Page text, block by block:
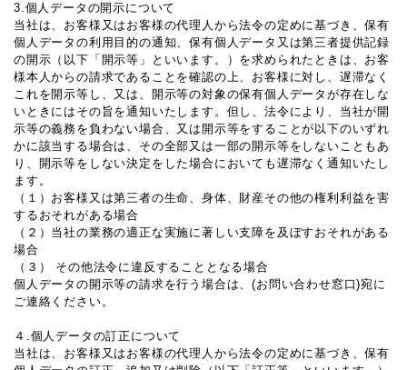
3.個人データの開示について
当社は、お客様又はお客様の代理人から法令の定めに基づき、保有
個人データの利用目的の通知、保有個人データ又は第三者提供記録
の開示（以下「開示等」といいます。）を求められたときは、お客
様本人からの請求であることを確認の上、お客様に対し、遅滞なく
これを開示等し、又は、開示等の対象の保有個人データが存在しな
いときにはその旨を通知いたします。但し、法令により、当社が開
示等の義務を負わない場合、又は開示等をすることが以下のいずれ
かに該当する場合は、その全部又は一部の開示等をしないこともあ
り、開示等をしない決定をした場合においても遅滞なく通知いたし
ます。
（１）お客様又は第三者の生命、身体、財産その他の権利利益を害
するおそれがある場合
（２）当社の業務の適正な実施に著しい支障を及ぼすおそれがある
場合
（３） その他法令に違反することとなる場合
個人データの開示等の請求を行う場合は、(お問い合わせ窓口)宛に
ご連絡ください。
４.個人データの訂正について
当社は、お客様又はお客様の代理人から法令の定めに基づき、保有